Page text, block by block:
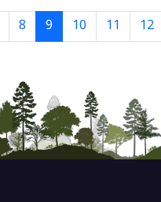
8 9 10 11 12